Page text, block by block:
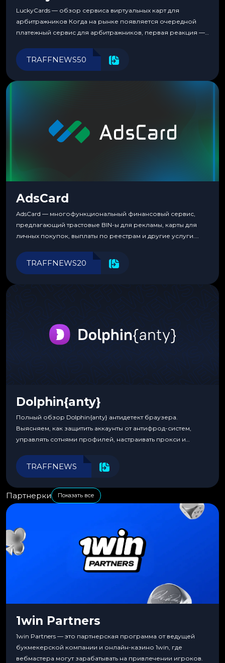
LuckyCards — обзор сервиса виртуальных карт для
арбитражников Когда на рынке появляется очередной
платежный сервис для арбитражников, первая реакция —
перестаешь воспринимать всерьез любой новый продукт,
пока тот не докажет обратное делом. LuckyCards — история
TRAFFNEWS50
AdsCard
AdsCard — многофункциональный финансовый сервис,
предлагающий трастовые BIN-ы для рекламы, карты для
личных покупок, выплаты по реестрам и другие услуги.
инструменты для управления финансами.
TRAFFNEWS20
Dolphin{anty}
Полный обзор Dolphin{anty} антидетект браузера.
Выясняем, как защитить аккаунты от антифрод-систем,
управлять сотнями профилей, настраивать прокси и
эффективности.
TRAFFNEWS
Партнерки Показать все
1win Partners
1win Partners — это партнерская программа от ведущей
букмекерской компании и онлайн-казино 1win, где
вебмастера могут зарабатывать на привлечении игроков.